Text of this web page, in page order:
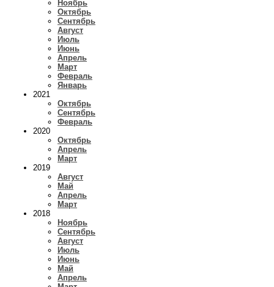
Ноябрь
Октябрь
Сентябрь
Август
Июль
Июнь
Апрель
Март
Февраль
Январь
2021
Октябрь
Сентябрь
Февраль
2020
Октябрь
Апрель
Март
2019
Август
Май
Апрель
Март
2018
Ноябрь
Сентябрь
Август
Июль
Июнь
Май
Апрель